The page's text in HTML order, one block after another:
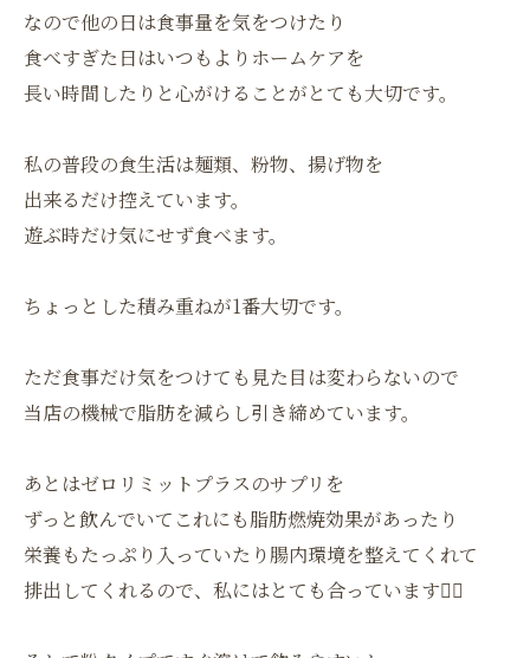
なので他の日は食事量を気をつけたり
食べすぎた日はいつもよりホームケアを
長い時間したりと心がけることがとても大切です。
私の普段の食生活は麺類、粉物、揚げ物を
出来るだけ控えています。
遊ぶ時だけ気にせず食べます。
ちょっとした積み重ねが1番大切です。
ただ食事だけ気をつけても見た目は変わらないので
当店の機械で脂肪を減らし引き締めています。
あとはゼロリミットプラスのサプリを
ずっと飲んでいてこれにも脂肪燃焼効果があったり
栄養もたっぷり入っていたり腸内環境を整えてくれて
排出してくれるので、私にはとても合っています🙆‍♀️